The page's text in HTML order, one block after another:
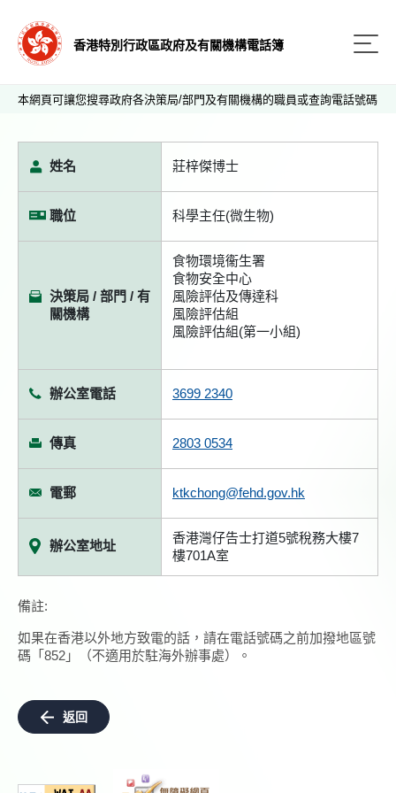
香港特別行政區政府及有關機構電話簿
本網頁可讓您搜尋政府各決策局/部門及有關機構的職員或查詢電話號碼
姓名 莊梓傑博士
職位 科學主任(微生物)
決策局 / 部門 / 有
關機構
食物環境衞生署
食物安全中心
風險評估及傳達科
風險評估組
風險評估組(第一小組)
辦公室電話 3699 2340
傳真 2803 0534
電郵 ktkchong@fehd.gov.hk
辦公室地址
香港灣仔告士打道5號稅務大樓7
樓701A室
備註:
如果在香港以外地方致電的話，請在電話號碼之前加撥地區號
碼「852」（不適用於駐海外辦事處）。
返回